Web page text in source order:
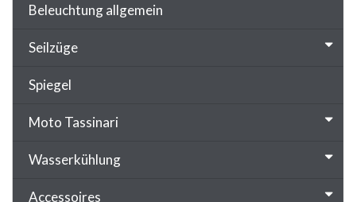
Beleuchtung allgemein
Seilzüge
Spiegel
Moto Tassinari
Wasserkühlung
Accessoires